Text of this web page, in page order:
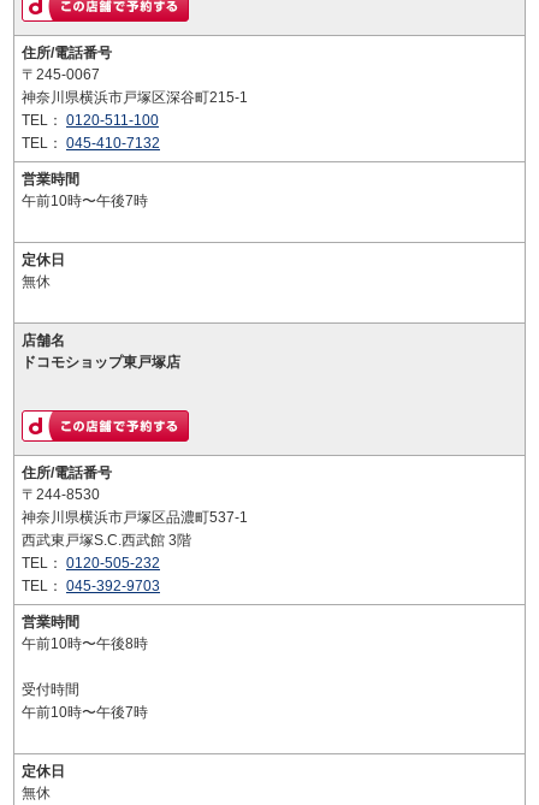
住所/電話番号
〒245-0067
神奈川県横浜市戸塚区深谷町215-1
TEL： 0120-511-100
TEL： 045-410-7132
営業時間
午前10時〜午後7時
定休日
無休
店舗名
ドコモショップ東戸塚店
住所/電話番号
〒244-8530
神奈川県横浜市戸塚区品濃町537-1
西武東戸塚S.C.西武館 3階
TEL： 0120-505-232
TEL： 045-392-9703
営業時間
午前10時〜午後8時
受付時間
午前10時〜午後7時
定休日
無休